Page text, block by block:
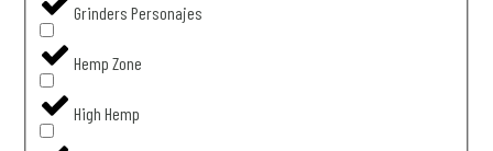
Grinders Personajes
Hemp Zone
High Hemp